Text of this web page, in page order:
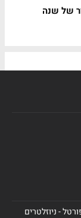
של שנה
- ניוזלטרים